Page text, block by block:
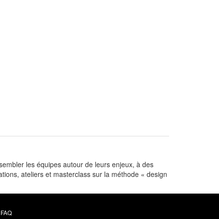
les équipes autour de leurs enjeux, à des
ateliers et masterclass sur la méthode « design
FAQ